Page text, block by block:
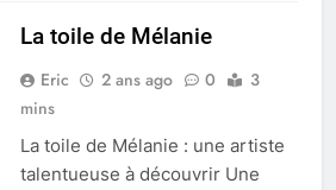
La toile de Mélanie
Eric 2 ans ago 0
3
mins
La toile de Mélanie : une artiste
talentueuse à découvrir Une